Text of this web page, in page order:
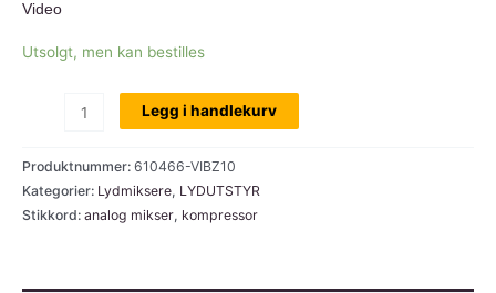
Video
Utsolgt, men kan bestilles
Vibz
10C,
10-
Legg i handlekurv
Produktnummer: 610466-VIBZ10
Kategorier: Lydmiksere, LYDUTSTYR
Stikkord: analog mikser, kompressor